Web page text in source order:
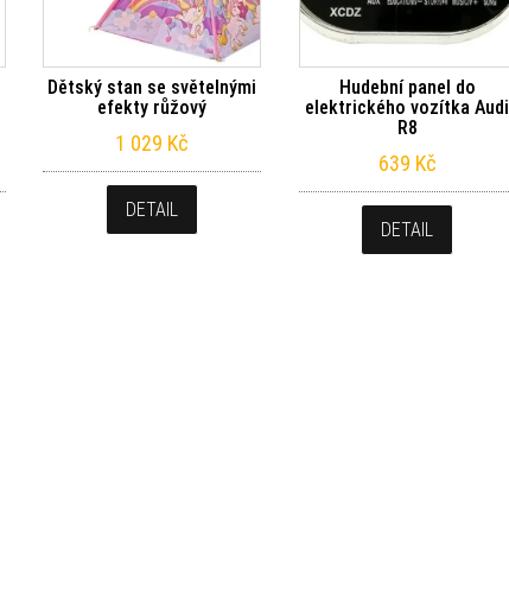
Dětský stan se světelnými
efekty růžový
1 029 Kč
DETAIL
Hudební panel do
elektrického vozítka Audi
R8
639 Kč
DETAIL